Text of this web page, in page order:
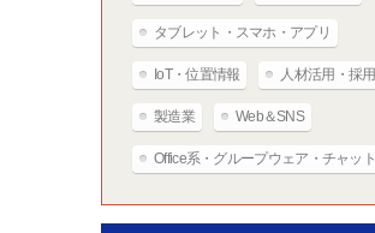
タブレット・スマホ・アプリ
IoT・位置情報 人材活用・採用
製造業 Web＆SNS
Office系・グループウェア・チャット